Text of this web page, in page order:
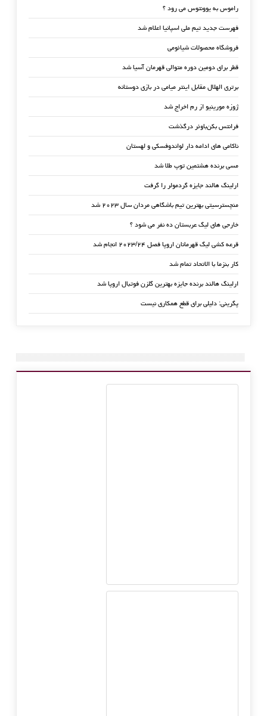
راموس به یوونتوس می رود ؟
فهرست جدید تیم ملی اسپانیا اعلام شد
فروشگاه محصولات شیائومی
قطر برای دومین دوره متوالی قهرمان آسیا شد
برتری الهلال مقابل اینتر میامی در بازی دوستانه
ژوزه مورینیو از رم اخراج شد
فرانتس بکن‌باوئر درگذشت
ناکامی های ادامه دار لواندوفسکی و لهستان
مسی برنده هشتمین توپ طلا شد
ارلینگ هالند جایزه گردمولر را گرفت
منچسترسیتی بهترین تیم باشگاهی مردان سال ۲۰۲۳ شد
خارجی های لیگ عربستان ده نفر می شود ؟
قرعه کشی لیگ قهرمانان اروپا فصل ۲۰۲۳/۲۴ انجام شد
کار بنزما با الاتحاد تمام شد
ارلینگ هالند برنده جایزه بهترین گلزن فوتبال اروپا شد
پگرینی: دلیلی برای قطع همکاری نیست